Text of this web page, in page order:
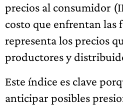
precios al consumidor
costo que enfrentan las
representa los precios
productores y
Este índice es clave
anticipar posibles